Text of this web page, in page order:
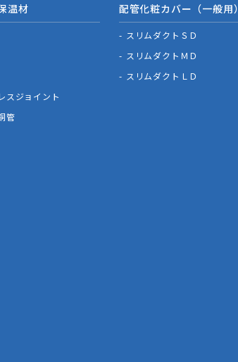
温材
スジョイント
管
配管化粧カバー（一般用）
スリムダクトＳＤ
スリムダクトＭＤ
スリムダクトＬＤ